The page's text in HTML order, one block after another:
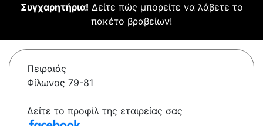
Συγχαρητήρια! Δείτε πώς μπορείτε να λάβετε το
πακέτο βραβείων!
Πειραιάς
Φίλωνος 79-81
Δείτε το προφίλ της εταιρείας σας